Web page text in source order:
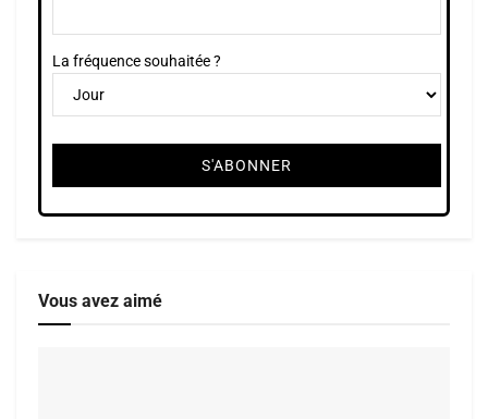
La fréquence souhaitée ?
Vous avez aimé